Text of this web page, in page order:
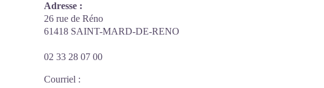
Adresse :
26 rue de Réno
61418 SAINT-MARD-DE-RENO
02 33 28 07 00
Courriel :